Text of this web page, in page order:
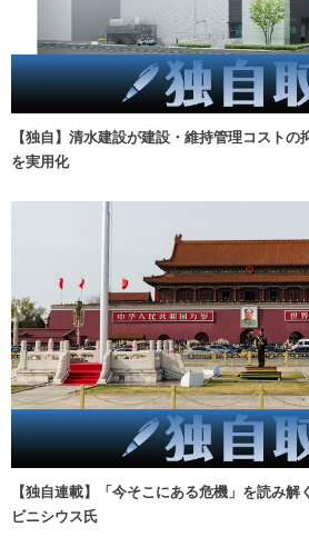
【独自】清水建設が建設・維持管理コスト
を実用化
【独自連載】「今そこにある危機」を読み
ビニシウス氏